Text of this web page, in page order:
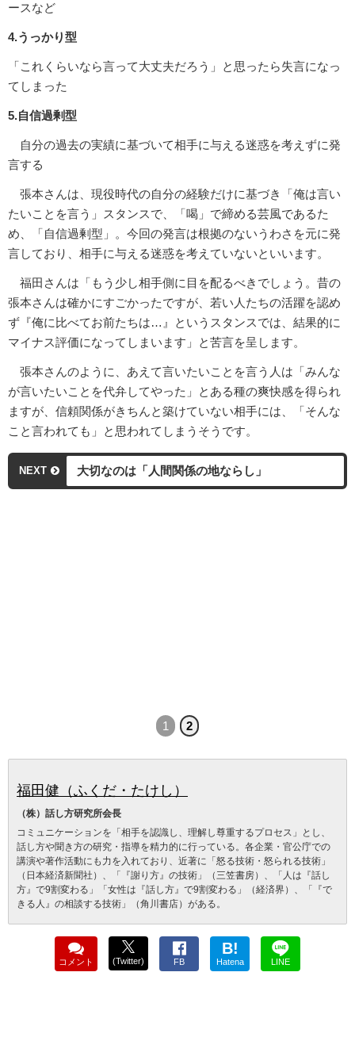
ースなど
4.うっかり型
「これくらいなら言って大丈夫だろう」と思ったら失言になっ
てしまった
5.自信過剰型
自分の過去の実績に基づいて相手に与える迷惑を考えずに発
言する
張本さんは、現役時代の自分の経験だけに基づき「俺は言い
たいことを言う」スタンスで、「喝」で締める芸風であるた
め、「自信過剰型」。今回の発言は根拠のないうわさを元に発
言しており、相手に与える迷惑を考えていないといいます。
福田さんは「もう少し相手側に目を配るべきでしょう。昔の
張本さんは確かにすごかったですが、若い人たちの活躍を認め
ず『俺に比べてお前たちは…』というスタンスでは、結果的に
マイナス評価になってしまいます」と苦言を呈します。
張本さんのように、あえて言いたいことを言う人は「みんな
が言いたいことを代弁してやった」とある種の爽快感を得られ
ますが、信頼関係がきちんと築けていない相手には、「そんな
こと言われても」と思われてしまうそうです。
NEXT 大切なのは「人間関係の地ならし」
1 2
福田健（ふくだ・たけし）
（株）話し方研究所会長
コミュニケーションを「相手を認識し、理解し尊重するプロセス」とし、
話し方や聞き方の研究・指導を精力的に行っている。各企業・官公庁での
講演や著作活動にも力を入れており、近著に「怒る技術・怒られる技術」
（日本経済新聞社）、「『謝り方』の技術」（三笠書房）、「人は『話し
方』で9割変わる」「女性は『話し方』で9割変わる」（経済界）、「『で
きる人』の相談する技術」（角川書店）がある。
コメント (Twitter) FB
B!
Hatena LINE